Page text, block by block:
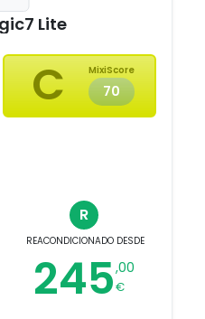
Lite
C MixiScore
70
R
REACONDICIONADO DESDE
245,00
€